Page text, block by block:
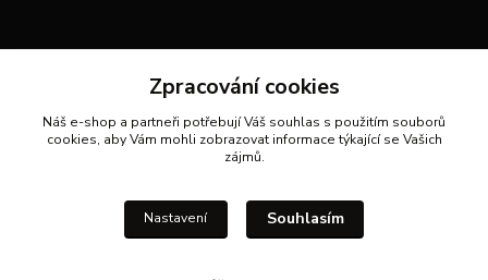
Zpracování cookies
Náš e-shop a partneři potřebují Váš souhlas s použitím souborů
cookies, aby Vám mohli zobrazovat informace týkající se Vašich
zájmů.
Nastavení Souhlasím